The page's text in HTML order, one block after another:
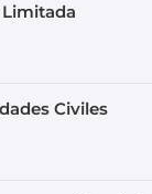
Civiles